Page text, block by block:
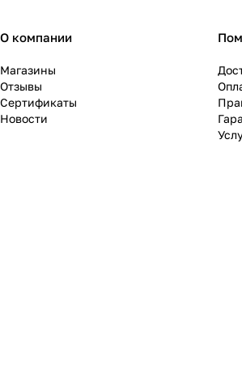
О компании
Магазины
Отзывы
Сертификаты
Новости